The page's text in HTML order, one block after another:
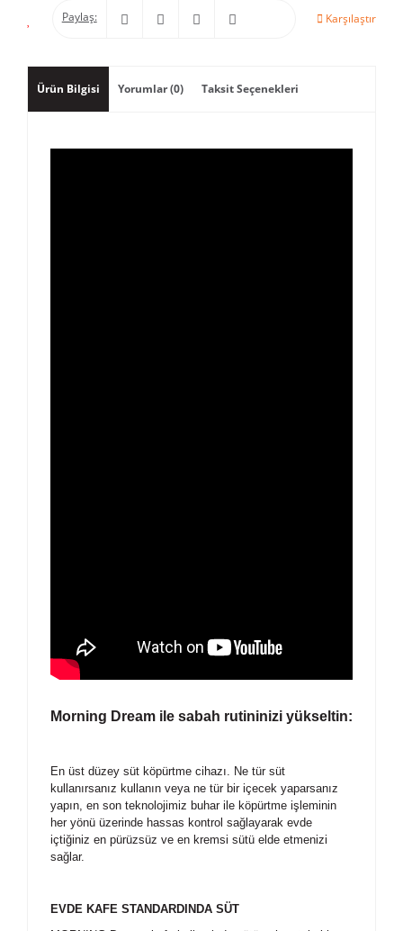
Paylaş: Karşılaştır
Ürün Bilgisi Yorumlar (0) Taksit Seçenekleri
Morning Dream ile sabah rutininizi yükseltin:
En üst düzey süt köpürtme cihazı. Ne tür süt
kullanırsanız kullanın veya ne tür bir içecek yaparsanız
yapın, en son teknolojimiz buhar ile köpürtme işleminin
her yönü üzerinde hassas kontrol sağlayarak evde
içtiğiniz en pürüzsüz ve en kremsi sütü elde etmenizi
sağlar.
EVDE KAFE STANDARDINDA SÜT